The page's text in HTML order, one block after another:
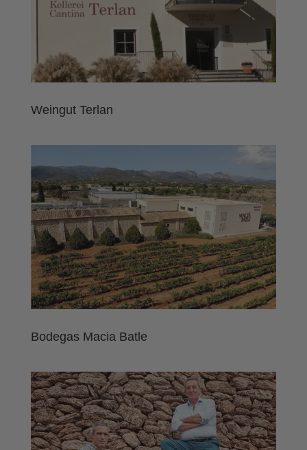
Weingut Terlan
Bodegas Macia Batle